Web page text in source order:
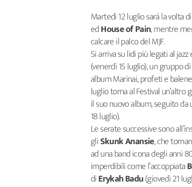
Martedì 12 luglio sarà la volta
edHouse of Pain, mentre
calcare il palco del MJF.
Si arriva su lidi più legati al
(venerdì 15 luglio), un gruppo
album Marinai, profeti e
luglio torna al Festival
il suo nuovo album, seguito
18 luglio).
Le serate successive sono
gliSkunk Anansie, che
ad una band icona degli anni
imperdibili come l’accoppiata
diErykah Badu(giovedì 21